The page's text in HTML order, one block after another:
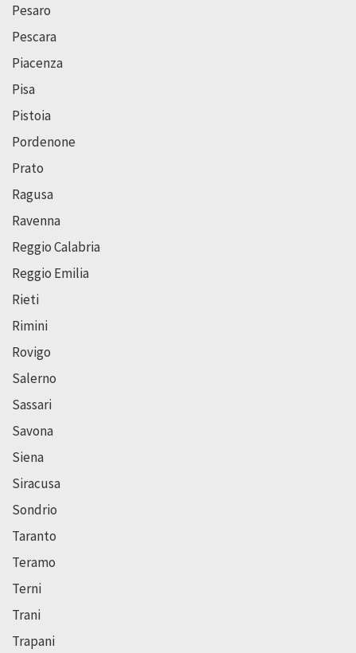
Pesaro
Pescara
Piacenza
Pisa
Pistoia
Pordenone
Prato
Ragusa
Ravenna
Reggio Calabria
Reggio Emilia
Rieti
Rimini
Rovigo
Salerno
Sassari
Savona
Siena
Siracusa
Sondrio
Taranto
Teramo
Terni
Trani
Trapani